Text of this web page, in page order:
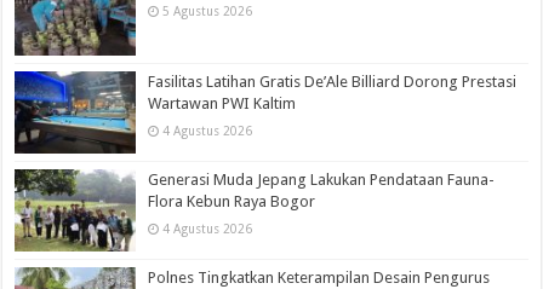
5 Agustus 2026
Fasilitas Latihan Gratis De’Ale Billiard Dorong Prestasi
Wartawan PWI Kaltim
4 Agustus 2026
Generasi Muda Jepang Lakukan Pendataan Fauna-
Flora Kebun Raya Bogor
4 Agustus 2026
Polnes Tingkatkan Keterampilan Desain Pengurus